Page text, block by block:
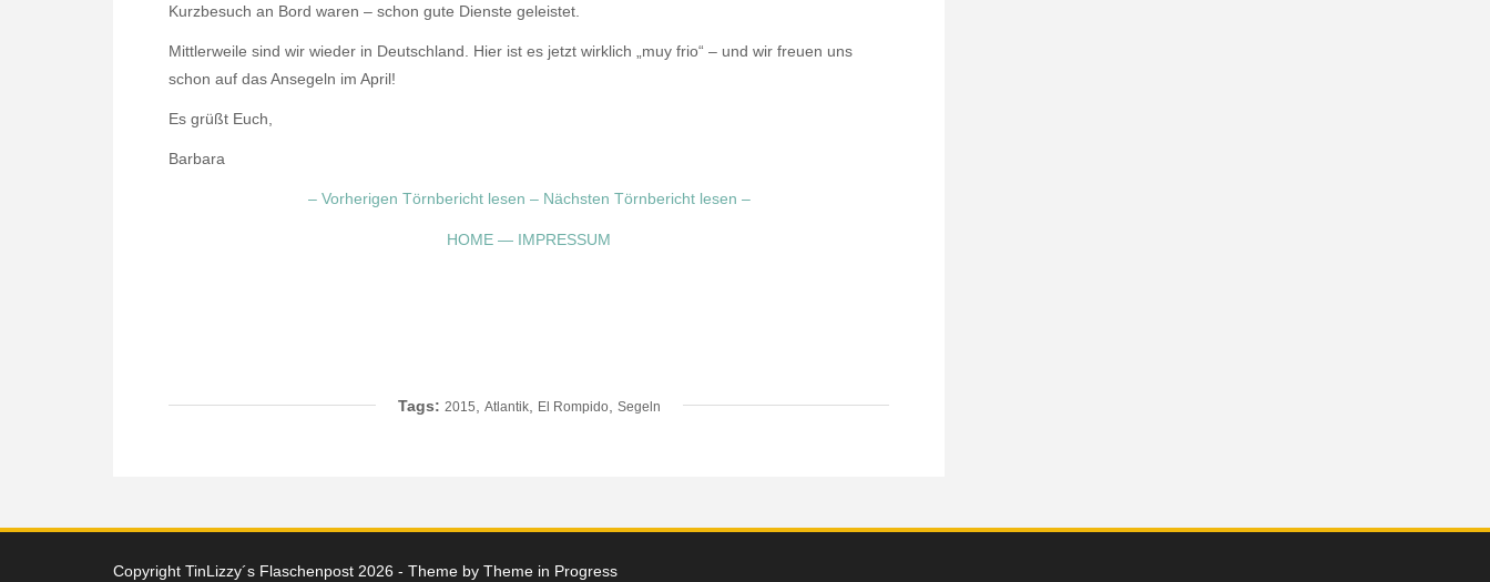
Kurzbesuch an Bord waren – schon gute Dienste geleistet.
Mittlerweile sind wir wieder in Deutschland. Hier ist es jetzt wirklich „muy frio“ – und wir freuen uns
schon auf das Ansegeln im April!
Es grüßt Euch,
Barbara
– Vorherigen Törnbericht lesen – Nächsten Törnbericht lesen –
HOME — IMPRESSUM
Tags: 2015 Atlantik, El Rompido Segeln
Copyright TinLizzy´s Flaschenpost 2026 - Theme by Theme in Progress